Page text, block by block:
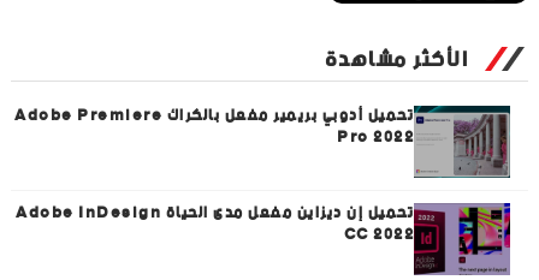
الأكثر مشاهدة
تحميل أدوبي بريمير مفعل بالكراك Adobe Premiere
Pro 2022
تحميل إن ديزاين مفعل مدى الحياة Adobe InDesign
CC 2022